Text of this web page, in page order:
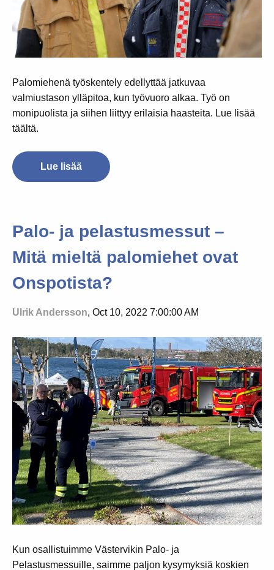
Palomiehenä työskentely edellyttää jatkuvaa
valmiustason ylläpitoa, kun työvuoro alkaa. Työ on
monipuolista ja siihen liittyy erilaisia haasteita. Lue lisää
täältä.
Lue lisää
Palo- ja pelastusmessut –
Mitä mieltä palomiehet ovat
Onspotista?
Ulrik Andersson, Oct 10, 2022 7:00:00 AM
Kun osallistuimme Västervikin Palo- ja
Pelastusmessuille, saimme paljon kysymyksiä koskien